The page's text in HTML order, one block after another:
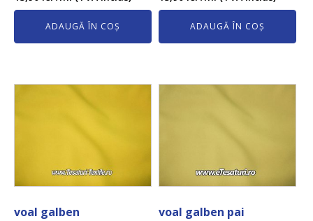
ADAUGĂ ÎN COȘ ADAUGĂ ÎN COȘ
voal galben voal galben pai